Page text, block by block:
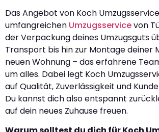
Das Angebot von Koch
umfangreichen Umzugsservicevon
der Verpackung deines Umzugsguts
Transport bis hin zur Montage deiner
neuen Wohnung – das erfahrene
um alles. Dabei legt Koch
auf Qualität, Zuverlässigkeit und
Du kannst dich also entspannt
auf dein neues Zuhause freuen.